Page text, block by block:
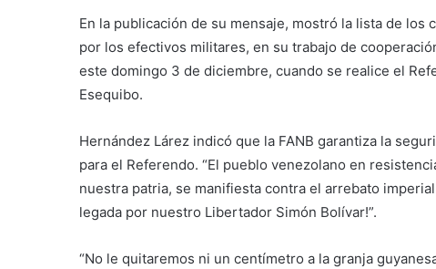
En la publicación de su mensaje, mostró la lista de
por los efectivos militares, en su trabajo de
este domingo 3 de diciembre, cuando se realice el
Esequibo.
Hernández Lárez indicó que la FANB garantiza la
para el Referendo. “El pueblo venezolano en
nuestra patria, se manifiesta contra el arrebato
legada por nuestro Libertador Simón Bolívar!”.
“No le quitaremos ni un centímetro a la granja